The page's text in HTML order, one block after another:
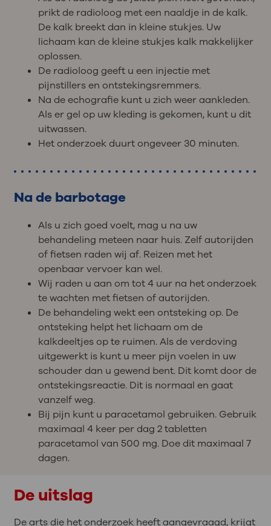
prikt de radioloog met een naaldje in de kalk.
De kalk breekt dan in kleine stukjes. Uw
lichaam kan de kleine stukjes kalk makkelijker
oplossen.
De radioloog geeft u een injectie met
pijnstillers en ontstekingsremmers.
Na de echografie kunt u zich weer aankleden.
Als er gel op uw kleding is gekomen, kunt u dit
uitwassen.
Het onderzoek duurt ongeveer 30 minuten.
Na de barbotage
Als u zich goed voelt, mag u na uw
behandeling meteen naar huis. Zelf autorijden
of fietsen raden wij af. Reizen met het
openbaar vervoer kan wel.
Wij raden u aan om tot 4 uur na het onderzoek
te wachten met fietsen of autorijden.
De behandeling wekt een ontsteking op. De
ontsteking helpt het lichaam om de
kalkdeeltjes op te ruimen. Als de verdoving
uitgewerkt is kunt u meer pijn voelen in uw
schouder dan u gewend bent. Dit komt door de
ontstekingsreactie. Dit is normaal en gaat
vanzelf weg.
Bij pijn kunt u paracetamol gebruiken. Gebruik
maximaal 4 keer per dag 2 tabletten
paracetamol van 500 mg. Doe dit maximaal 7
dagen.
De uitslag
De arts die het onderzoek heeft aangevraagd, krijgt